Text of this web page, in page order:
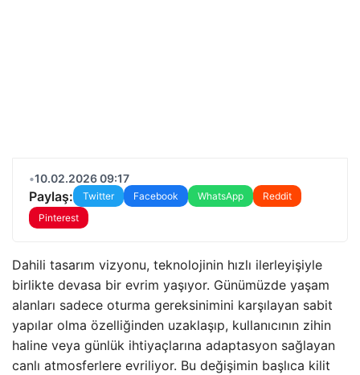
•10.02.2026 09:17
Paylaş: Twitter Facebook WhatsApp
Reddit
Pinterest
Dahili tasarım vizyonu, teknolojinin hızlı ilerleyişiyle
birlikte devasa bir evrim yaşıyor. Günümüzde yaşam
alanları sadece oturma gereksinimini karşılayan sabit
yapılar olma özelliğinden uzaklaşıp, kullanıcının zihin
haline veya günlük ihtiyaçlarına adaptasyon sağlayan
canlı atmosferlere evriliyor. Bu değişimin başlıca kilit